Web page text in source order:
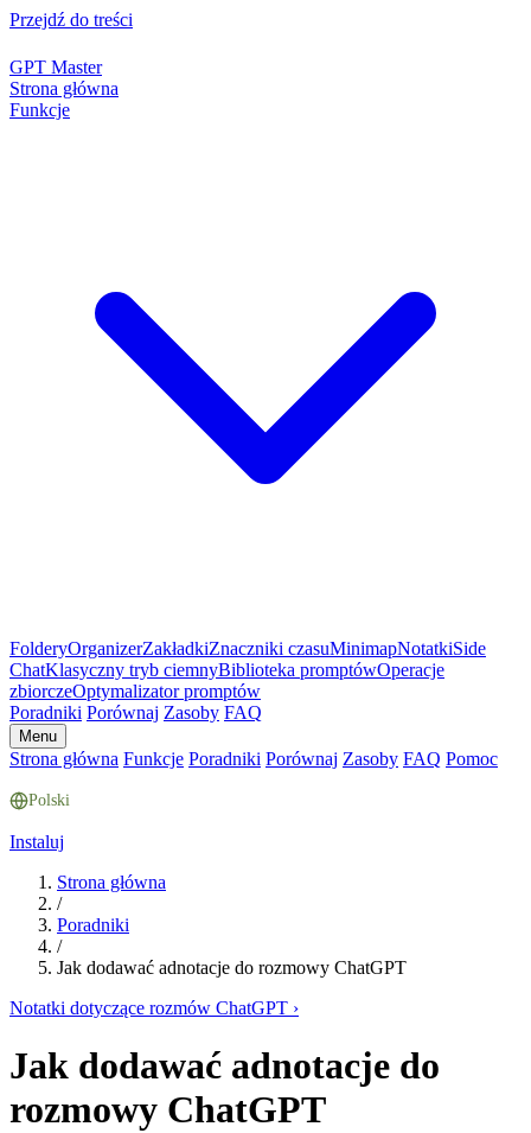
Przejdź do treści
GPT Master
Strona główna
Funkcje
FolderyOrganizerZakładkiZnaczniki czasuMinimapNotatkiSide
ChatKlasyczny tryb ciemnyBiblioteka promptówOperacje
zbiorczeOptymalizator promptów
Poradniki Porównaj Zasoby FAQ
Menu
Strona główna Funkcje Poradniki Porównaj Zasoby FAQ Pomoc
Polski
Instaluj
Strona główna
/
Poradniki
/
Jak dodawać adnotacje do rozmowy ChatGPT
Notatki dotyczące rozmów ChatGPT ›
Jak dodawać adnotacje do
rozmowy ChatGPT